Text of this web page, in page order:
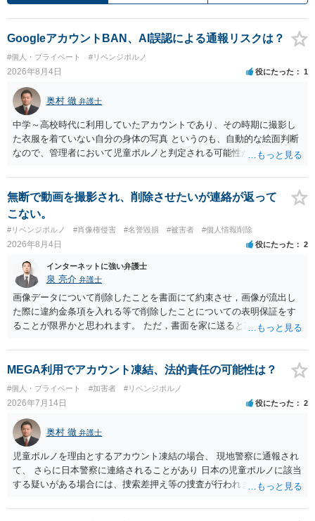
GoogleアカウントBAN、AI誤認による通報リスクは？
#個人・プライベート #リベンジポルノ
2026年8月4日 役にたった 1
奥村 徹 弁護士
中学～高校時代に利用していたアカウントであり、その時期に撮影し
た衣服を着ていない自分の身体の写真 というのも、自動的な絵面判断
なので、管理者において児童ポルノと判定される可能性があります。
無断で動画を撮影され、削除させたいが連絡が返って
こない。
#リベンジポルノ #肖像権侵害 #名誉毀損 #被害者 #個人情報削除
2026年8月4日 役にたった 2
インターネットに強い弁護士
泉 亮介 弁護士
画像データについて削除したことを書面にて約束させ，画像が流出し
た際に違約金条項を入れる等で削除したことについての表明保証をす
ることが限界かと思われます。 ただ，書面を家に送ると家族に不貞行
除等を求めることは避けたほうが良いかと思われます。
MEGA利用でアカウント凍結、法的責任の可能性は？
#個人・プライベート #加害者 #リベンジポルノ
2026年7月14日 役にたった 2
奥村 徹 弁護士
児童ポルノを理由とするアカウント凍結の場合、 現地警察に通報され
て、 さらに日本警察に連絡されることがあり 日本の児童ポルノに該当
する疑いがある場合には、捜索差押え等の捜査が行われます。 実際に
ください。